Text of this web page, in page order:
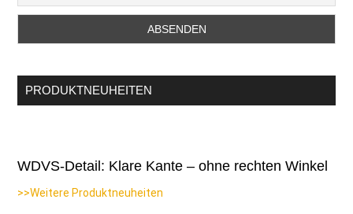
PRODUKTNEUHEITEN
WDVS-Detail: Klare Kante – ohne rechten Winkel
>>Weitere Produktneuheiten